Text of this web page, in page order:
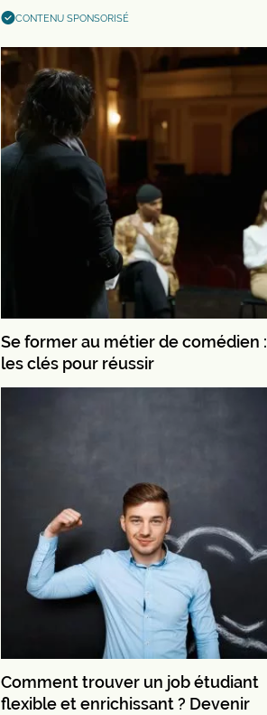
CONTENU SPONSORISÉ
Se former au métier de comédien :
les clés pour réussir
Comment trouver un job étudiant
flexible et enrichissant ? Devenir